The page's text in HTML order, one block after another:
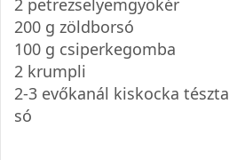
200 g zöldborsó
100 g csiperkegomba
2 krumpli
2-3 evőkanál kiskocka tészta
só